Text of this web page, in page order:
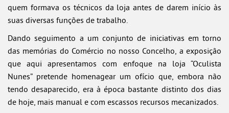
quem formava os técnicos da loja antes de darem início às
suas diversas funções de trabalho.
Dando seguimento a um conjunto de iniciativas em torno
das memórias do Comércio no nosso Concelho, a exposição
que aqui apresentamos com enfoque na loja “Oculista
Nunes” pretende homenagear um ofício que, embora não
tendo desaparecido, era à época bastante distinto dos dias
de hoje, mais manual e com escassos recursos mecanizados.